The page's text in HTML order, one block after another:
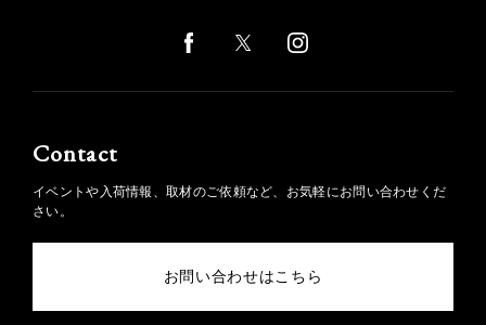
Contact
イベントや入荷情報、取材のご依頼など、お気軽にお問い合わせくだ
さい。
お問い合わせはこちら